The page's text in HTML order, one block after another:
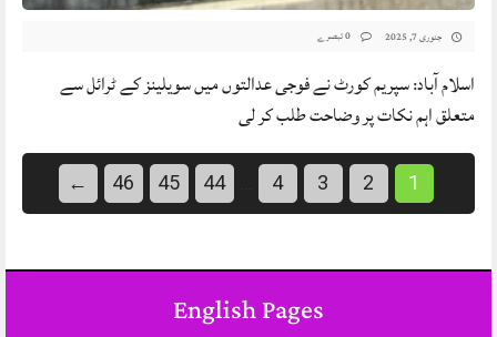
جنوری 7, 2025
اسلام آباد: سپریم کورٹ نے فوجی عدالتوں میں سویلینز کے ٹرائل سے
متعلق اہم نکات پر وضاحت طلب کر لی
1
2
3
4
44
45
46
←
English Pages